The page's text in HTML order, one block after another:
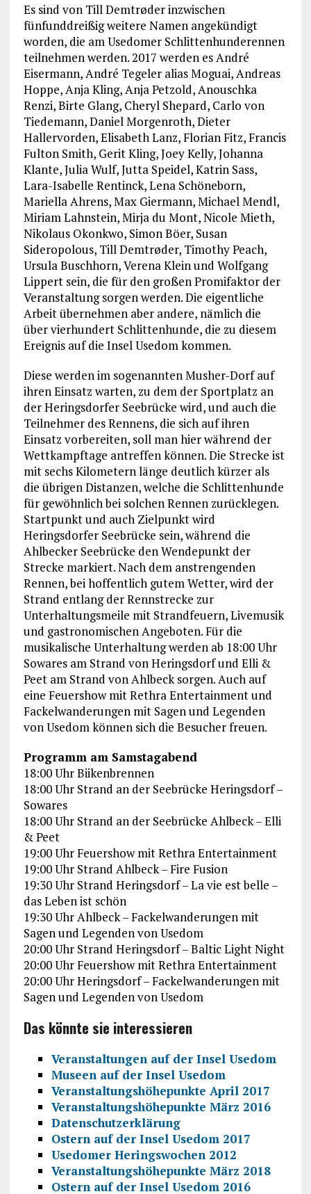
Es sind von Till Demtrøder inzwischen
fünfunddreißig weitere Namen angekündigt
worden, die am Usedomer Schlittenhunderennen
teilnehmen werden. 2017 werden es André
Eisermann, André Tegeler alias Moguai, Andreas
Hoppe, Anja Kling, Anja Petzold, Anouschka
Renzi, Birte Glang, Cheryl Shepard, Carlo von
Tiedemann, Daniel Morgenroth, Dieter
Hallervorden, Elisabeth Lanz, Florian Fitz, Francis
Fulton Smith, Gerit Kling, Joey Kelly, Johanna
Klante, Julia Wulf, Jutta Speidel, Katrin Sass,
Lara-Isabelle Rentinck, Lena Schöneborn,
Mariella Ahrens, Max Giermann, Michael Mendl,
Miriam Lahnstein, Mirja du Mont, Nicole Mieth,
Nikolaus Okonkwo, Simon Böer, Susan
Sideropolous, Till Demtrøder, Timothy Peach,
Ursula Buschhorn, Verena Klein und Wolfgang
Lippert sein, die für den großen Promifaktor der
Veranstaltung sorgen werden. Die eigentliche
Arbeit übernehmen aber andere, nämlich die
über vierhundert Schlittenhunde, die zu diesem
Ereignis auf die Insel Usedom kommen.
Diese werden im sogenannten Musher-Dorf auf
ihren Einsatz warten, zu dem der Sportplatz an
der Heringsdorfer Seebrücke wird, und auch die
Teilnehmer des Rennens, die sich auf ihren
Einsatz vorbereiten, soll man hier während der
Wettkampftage antreffen können. Die Strecke ist
mit sechs Kilometern länge deutlich kürzer als
die übrigen Distanzen, welche die Schlittenhunde
für gewöhnlich bei solchen Rennen zurücklegen.
Startpunkt und auch Zielpunkt wird
Heringsdorfer Seebrücke sein, während die
Ahlbecker Seebrücke den Wendepunkt der
Strecke markiert. Nach dem anstrengenden
Rennen, bei hoffentlich gutem Wetter, wird der
Strand entlang der Rennstrecke zur
Unterhaltungsmeile mit Strandfeuern, Livemusik
und gastronomischen Angeboten. Für die
musikalische Unterhaltung werden ab 18:00 Uhr
Sowares am Strand von Heringsdorf und Elli &
Peet am Strand von Ahlbeck sorgen. Auch auf
eine Feuershow mit Rethra Entertainment und
Fackelwanderungen mit Sagen und Legenden
von Usedom können sich die Besucher freuen.
Programm am Samstagabend
18:00 Uhr Biikenbrennen
18:00 Uhr Strand an der Seebrücke Heringsdorf –
Sowares
18:00 Uhr Strand an der Seebrücke Ahlbeck – Elli
& Peet
19:00 Uhr Feuershow mit Rethra Entertainment
19:00 Uhr Strand Ahlbeck – Fire Fusion
19:30 Uhr Strand Heringsdorf – La vie est belle –
das Leben ist schön
19:30 Uhr Ahlbeck – Fackelwanderungen mit
Sagen und Legenden von Usedom
20:00 Uhr Strand Heringsdorf – Baltic Light Night
20:00 Uhr Feuershow mit Rethra Entertainment
20:00 Uhr Heringsdorf – Fackelwanderungen mit
Sagen und Legenden von Usedom
Das könnte sie interessieren
Veranstaltungen auf der Insel Usedom
Museen auf der Insel Usedom
Veranstaltungshöhepunkte April 2017
Veranstaltungshöhepunkte März 2016
Datenschutzerklärung
Ostern auf der Insel Usedom 2017
Usedomer Heringswochen 2012
Veranstaltungshöhepunkte März 2018
Ostern auf der Insel Usedom 2016